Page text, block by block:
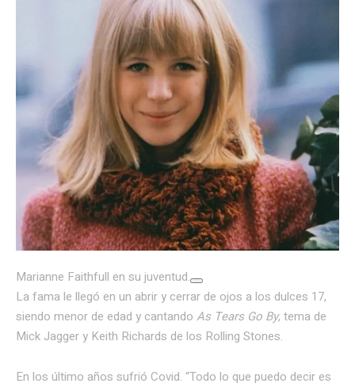
Marianne Faithfull en su juventud.
La fama le llegó en un abrir y cerrar de ojos a los dulces 17,
siendo menor de edad y cantando As Tears Go By, tema de
Mick Jagger y Keith Richards de los Rolling Stones.
En los último años sufrió Covid. “Todo lo que puedo decir es